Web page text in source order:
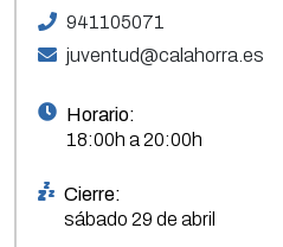
941105071
juventud@calahorra.es
Horario:
18:00h a 20:00h
Cierre:
sábado 29 de abril